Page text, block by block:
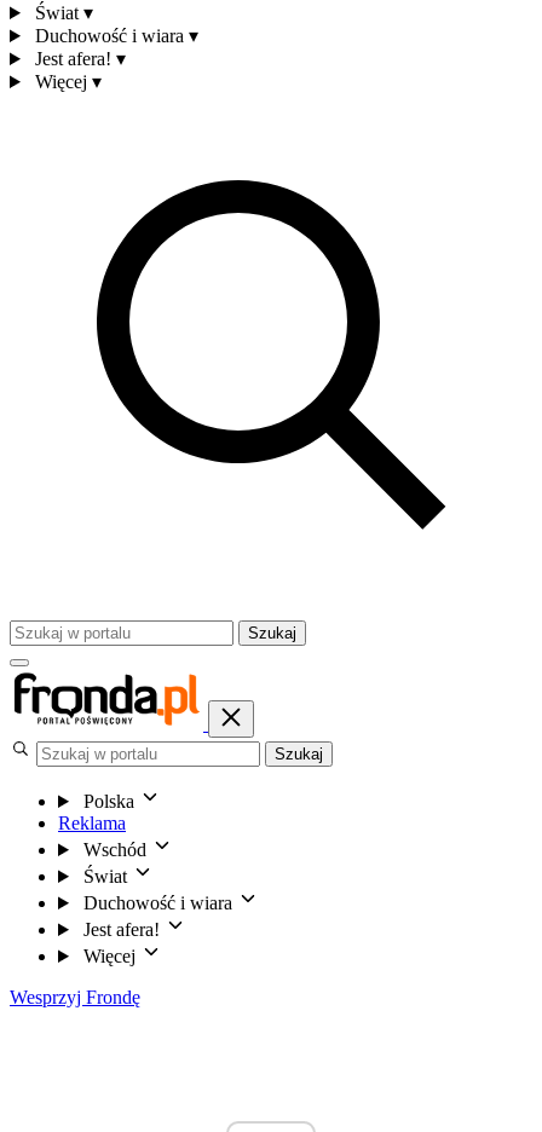
Świat ▾
Duchowość i wiara ▾
Jest afera! ▾
Więcej ▾
Szukaj
Szukaj
Polska
Reklama
Wschód
Świat
Duchowość i wiara
Jest afera!
Więcej
Wesprzyj Frondę